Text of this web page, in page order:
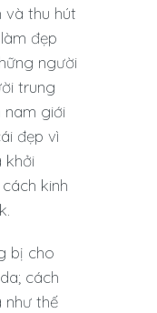
và thu hút
đẹp
người
trung
nam giới
đẹp vì
khởi
kinh
bị cho
cách
như thế